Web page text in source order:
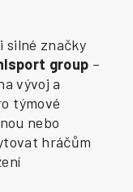
silné značky
group –
vývoj a
týmové
nebo
hráčům